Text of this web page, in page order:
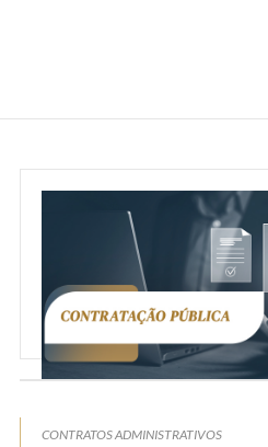
CONTRATOS ADMINISTRATIVOS